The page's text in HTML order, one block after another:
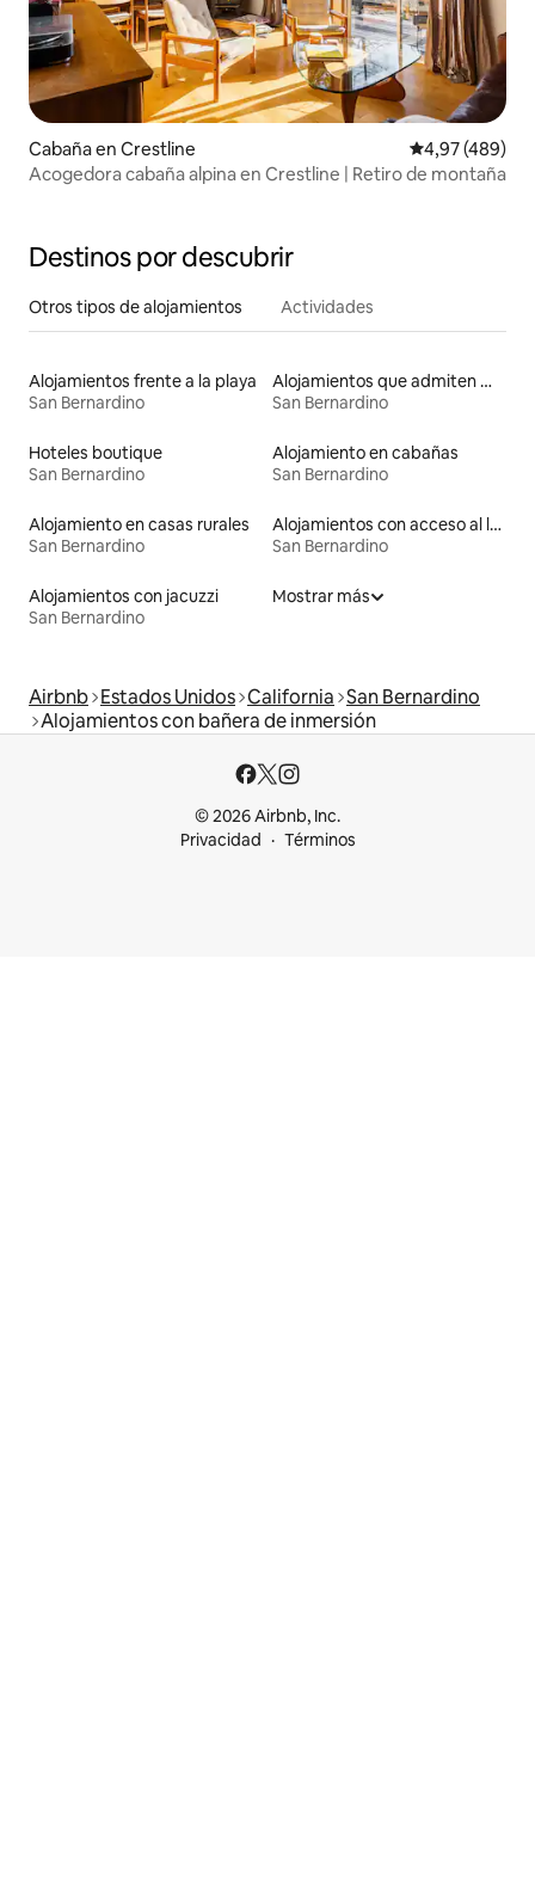
Cabaña en Crestline Calificación
4,97 (489)
Acogedora cabaña alpina en Crestline | Retiro de montaña
Destinos por descubrir
Otros tipos de alojamientos Actividades
Alojamientos frente a la playa
San Bernardino
Alojamientos que admiten mascotas
San Bernardino
Hoteles boutique
San Bernardino
Alojamiento en cabañas
San Bernardino
Alojamiento en casas rurales
San Bernardino
Alojamientos con acceso al lago
San Bernardino
Alojamientos con jacuzzi
San Bernardino
Mostrar más
Airbnb Estados Unidos California San Bernardino
Alojamientos con bañera de inmersión
© 2026 Airbnb, Inc.
Privacidad
Términos